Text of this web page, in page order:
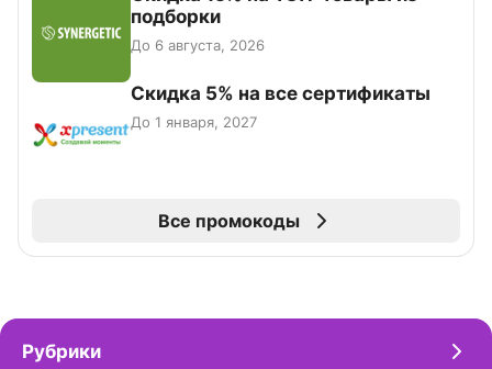
подборки
До 6 августа, 2026
Скидка 5% на все сертификаты
До 1 января, 2027
Все промокоды
Рубрики